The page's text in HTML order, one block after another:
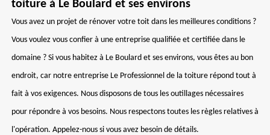
toiture à Le Boulard et ses environs
Vous avez un projet de rénover votre toit dans les meilleures conditions ?
Vous voulez vous confier à une entreprise qualifiée et certifiée dans le
domaine ? Si vous habitez à Le Boulard et ses environs, vous êtes au bon
endroit, car notre entreprise Le Professionnel de la toiture répond tout à
fait à vos exigences. Nous disposons de tous les outillages nécessaires
pour répondre à vos besoins. Nous respectons toutes les règles relatives à
l'opération. Appelez-nous si vous avez besoin de détails.